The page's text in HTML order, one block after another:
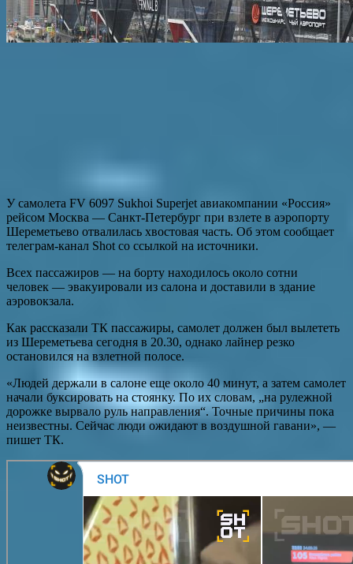
У самолета FV 6097 Sukhoi Superjet авиакомпании «Россия»
рейсом Москва — Санкт-Петербург при взлете в аэропорту
Шереметьево отвалилась хвостовая часть. Об этом сообщает
телеграм-канал Shot со ссылкой на источники.
Всех пассажиров — на борту находилось около сотни
человек — эвакуировали из салона и доставили в здание
аэровокзала.
Как рассказали ТК пассажиры, самолет должен был вылететь
из Шереметьева сегодня в 20.30, однако лайнер резко
остановился на взлетной полосе.
«Людей держали в салоне еще около 40 минут, а затем самолет
начали буксировать на стоянку. По их словам, „на рулежной
дорожке вырвало руль направления“. Точные причины пока
неизвестны. Сейчас люди ожидают в воздушной гавани», —
пишет ТК.